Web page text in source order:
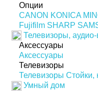
Опции
CANON KONICA
Fujifilm SHARP
Телевизоры, аудио-
Аксессуары
Аксессуары
Телевизоры
Телевизоры Стойки,
Умный дом